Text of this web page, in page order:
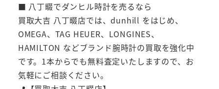
■ 八丁畷でダンヒル時計を売るなら
買取大吉 八丁畷店では、dunhill をはじめ、
OMEGA、TAG HEUER、LONGINES、
HAMILTON などブランド腕時計の買取を強化中
です。1本からでも無料査定いたしますので、お
気軽にご相談ください。